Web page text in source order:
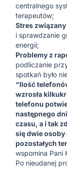
centralnego
terapeutów;
Stres
i sprawdzanie
energii;
Problemy z
podliczanie
spotkań było
“Ilość
wzrosła
telefonu
następnego
czasu, a i tak
się dwie osoby
pozostałych
wspomina Pani
Po nieudanej